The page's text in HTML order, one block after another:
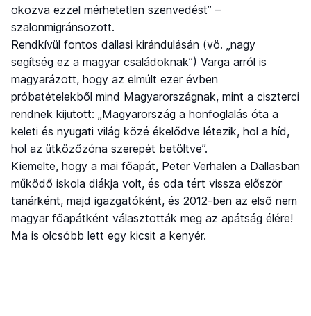
okozva ezzel mérhetetlen szenvedést” –
szalonmigránsozott.
Rendkívül fontos dallasi kirándulásán (vö. „nagy
segítség ez a magyar családoknak”) Varga arról is
magyarázott, hogy az elmúlt ezer évben
próbatételekből mind Magyarországnak, mint a ciszterci
rendnek kijutott: „Magyarország a honfoglalás óta a
keleti és nyugati világ közé ékelődve létezik, hol a híd,
hol az ütközőzóna szerepét betöltve”.
Kiemelte, hogy a mai főapát, Peter Verhalen a Dallasban
működő iskola diákja volt, és oda tért vissza először
tanárként, majd igazgatóként, és 2012-ben az első nem
magyar főapátként választották meg az apátság élére!
Ma is olcsóbb lett egy kicsit a kenyér.